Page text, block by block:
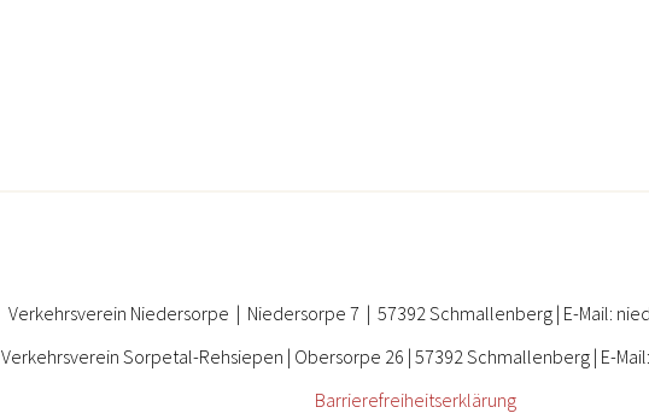
Verkehrsverein Niedersorpe | Niedersorpe 7 | 57392 Schmallenberg | E-Mail:
Verkehrsverein Sorpetal-Rehsiepen | Obersorpe 26 | 57392 Schmallenberg | E-Mail:
Barrierefreiheitserklärung